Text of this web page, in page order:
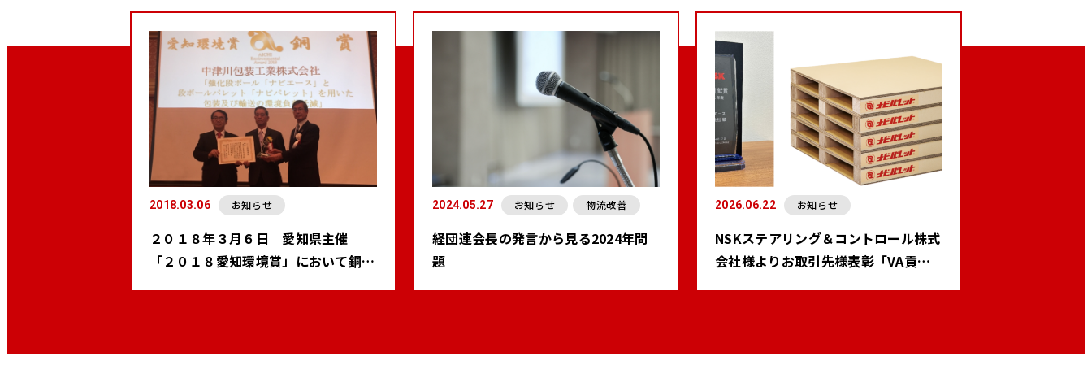
2018.03.06 お知らせ
２０１８年３月６日 愛知県主催
「２０１８愛知環境賞」において銅賞
2024.05.27 お知らせ 物流改善
経団連会長の発言から見る2024年問
題
2026.06.22 お知らせ
NSKステアリング＆コントロール株式
会社様よりお取引先様表彰「VA貢献